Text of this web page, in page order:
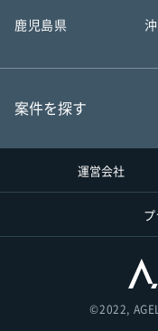
鹿児島県
案件を探す
©︎2022,
運営会社
プ